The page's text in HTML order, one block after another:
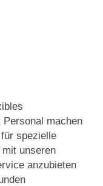
machen
spezielle
unseren
anzubieten